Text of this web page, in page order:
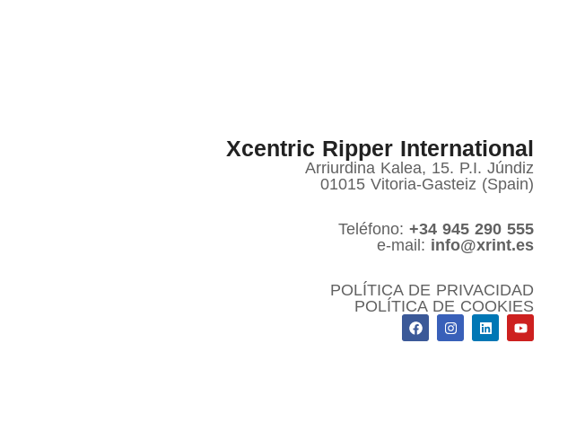
Xcentric Ripper International
Arriurdina Kalea, 15. P.I. Júndiz
01015 Vitoria-Gasteiz (Spain)
Teléfono: +34 945 290 555
e-mail: info@xrint.es
POLÍTICA DE PRIVACIDAD
POLÍTICA DE COOKIES